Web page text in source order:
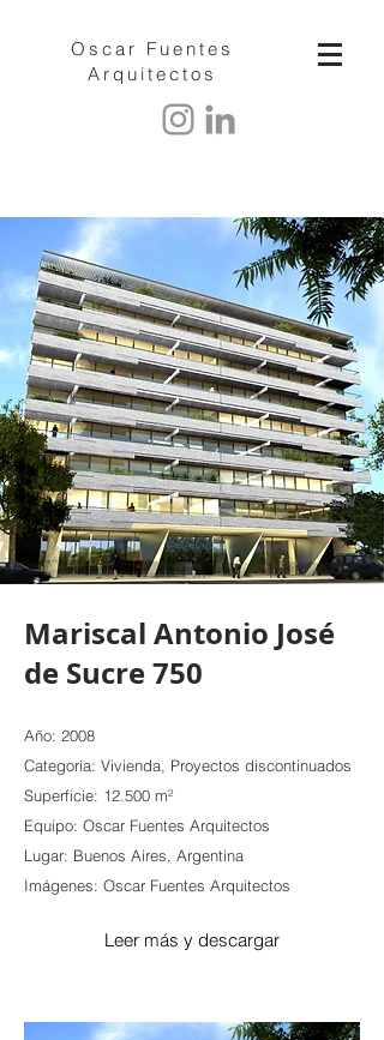
Oscar Fuentes
Arquitectos
Mariscal Antonio José
de Sucre 750
Año: 2008
Categoría: Vivienda, Proyectos discontinuados
Superficie: 12.500 m²
Equipo: Oscar Fuentes Arquitectos
Lugar: Buenos Aires, Argentina
Imágenes: Oscar Fuentes Arquitectos
Leer más y descargar